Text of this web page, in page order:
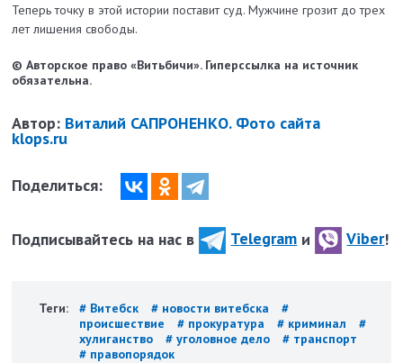
Теперь точку в этой истории поставит суд. Мужчине грозит до трех
лет лишения свободы.
© Авторское право «Витьбичи». Гиперссылка на источник
обязательна.
Автор: Виталий САПРОНЕНКО. Фото сайта
klops.ru
Поделиться:
Подписывайтесь на нас в Telegram и Viber!
Теги: # Витебск # новости витебска
#
происшествие
# прокуратура # криминал
#
хулиганство
# уголовное дело
# транспорт
# правопорядок